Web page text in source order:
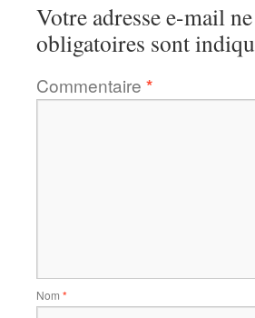
Votre adresse e-mail
obligatoires sont
Commentaire *
Nom *